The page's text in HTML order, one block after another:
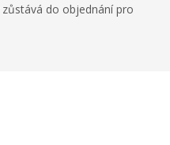
zůstává do objednání pro